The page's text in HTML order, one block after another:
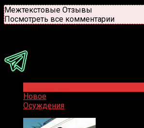
Межтекстовые Отзывы
Посмотреть все комментарии
Новое
Осуждения